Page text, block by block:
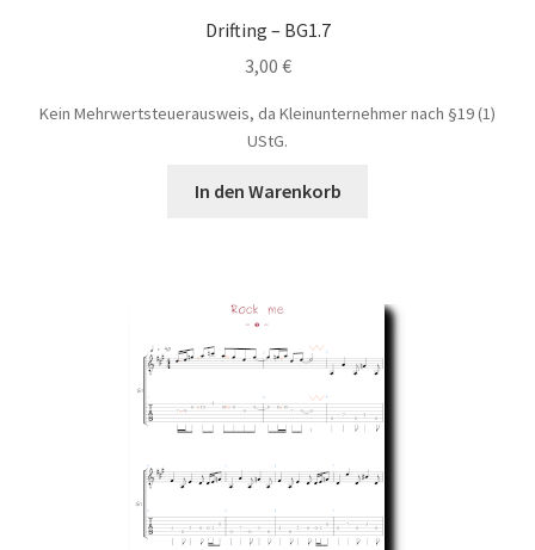
Drifting – BG1.7
3,00 €
Kein Mehrwertsteuerausweis, da Kleinunternehmer nach §19 (1)
UStG.
In den Warenkorb